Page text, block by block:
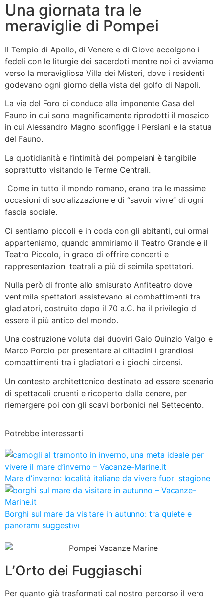
Una giornata tra le
meraviglie di Pompei
Il Tempio di Apollo, di Venere e di Giove accolgono i
fedeli con le liturgie dei sacerdoti mentre noi ci avviamo
verso la meravigliosa Villa dei Misteri, dove i residenti
godevano ogni giorno della vista del golfo di Napoli.
La via del Foro ci conduce alla imponente Casa del
Fauno in cui sono magnificamente riprodotti il mosaico
in cui Alessandro Magno sconfigge i Persiani e la statua
del Fauno.
La quotidianità e l’intimità dei pompeiani è tangibile
soprattutto visitando le Terme Centrali.
Come in tutto il mondo romano, erano tra le massime
occasioni di socializzazione e di “savoir vivre” di ogni
fascia sociale.
Ci sentiamo piccoli e in coda con gli abitanti, cui ormai
apparteniamo, quando ammiriamo il Teatro Grande e il
Teatro Piccolo, in grado di offrire concerti e
rappresentazioni teatrali a più di seimila spettatori.
Nulla però di fronte allo smisurato Anfiteatro dove
ventimila spettatori assistevano ai combattimenti tra
gladiatori, costruito dopo il 70 a.C. ha il privilegio di
essere il più antico del mondo.
Una costruzione voluta dai duoviri Gaio Quinzio Valgo e
Marco Porcio per presentare ai cittadini i grandiosi
combattimenti tra i gladiatori e i giochi circensi.
Un contesto architettonico destinato ad essere scenario
di spettacoli cruenti e ricoperto dalla cenere, per
riemergere poi con gli scavi borbonici nel Settecento.
Potrebbe interessarti
Mare d’inverno: località italiane da vivere fuori stagione
Borghi sul mare da visitare in autunno: tra quiete e
panorami suggestivi
L’Orto dei Fuggiaschi
Per quanto già trasformati dal nostro percorso il vero